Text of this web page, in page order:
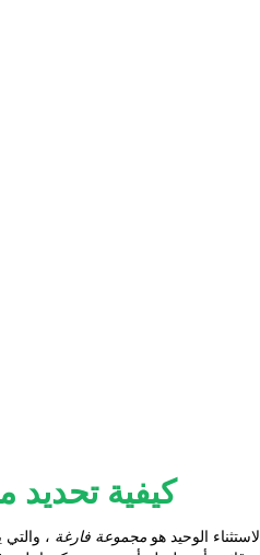
كيفية
الوحيد هو مجموعة فارغة ،